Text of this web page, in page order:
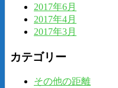
2017年6月
2017年4月
2017年3月
カテゴリー
その他の距離